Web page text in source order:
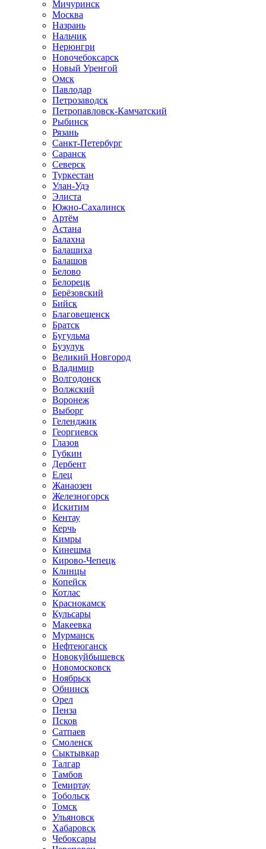
Мичуринск
Москва
Назрань
Нальчик
Нерюнгри
Новочебоксарск
Новый Уренгой
Омск
Павлодар
Петрозаводск
Петропавловск-Камчатский
Рыбинск
Рязань
Санкт-Петербург
Саранск
Северск
Туркестан
Улан-Удэ
Элиста
Южно-Сахалинск
Артём
Астана
Балахна
Балашиха
Балашов
Белово
Белорецк
Берёзовский
Бийск
Благовещенск
Братск
Бугульма
Бузулук
Великий Новгород
Владимир
Волгодонск
Волжский
Воронеж
Выборг
Геленджик
Георгиевск
Глазов
Губкин
Дербент
Елец
Жанаозен
Железногорск
Искитим
Кентау
Керчь
Кимры
Кинешма
Кирово-Чепецк
Клинцы
Копейск
Котлас
Краснокамск
Кульсары
Макеевка
Мурманск
Нефтеюганск
Новокуйбышевск
Новомосковск
Ноябрьск
Обнинск
Орел
Пенза
Псков
Сатпаев
Смоленск
Сыктывкар
Талгар
Тамбов
Темиртау
Тобольск
Томск
Ульяновск
Хабаровск
Чебоксары